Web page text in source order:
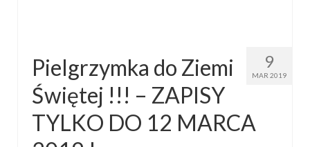
Kościół Rektoracki
Vademecum
Wspólnoty parafialne
9
MAR 2019
Pielgrzymka do Ziemi
Świętej !!! – ZAPISY
TYLKO DO 12 MARCA